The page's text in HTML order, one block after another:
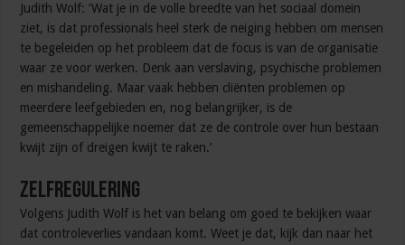
Judith Wolf: ‘Wat je in de volle breedte van het sociaal domein
ziet, is dat professionals heel sterk de neiging hebben om mensen
te begeleiden op het probleem dat de focus is van de organisatie
waar ze voor werken. Denk aan verslaving, psychische problemen
en mishandeling. Maar vaak hebben cliënten problemen op
meerdere leefgebieden en, nog belangrijker, is de
gemeenschappelijke noemer dat ze de controle over hun bestaan
kwijt zijn of dreigen kwijt te raken.’
Zelfregulering
Volgens Judith Wolf is het van belang om goed te bekijken waar
dat controleverlies vandaan komt. Weet je dat, kijk dan naar het